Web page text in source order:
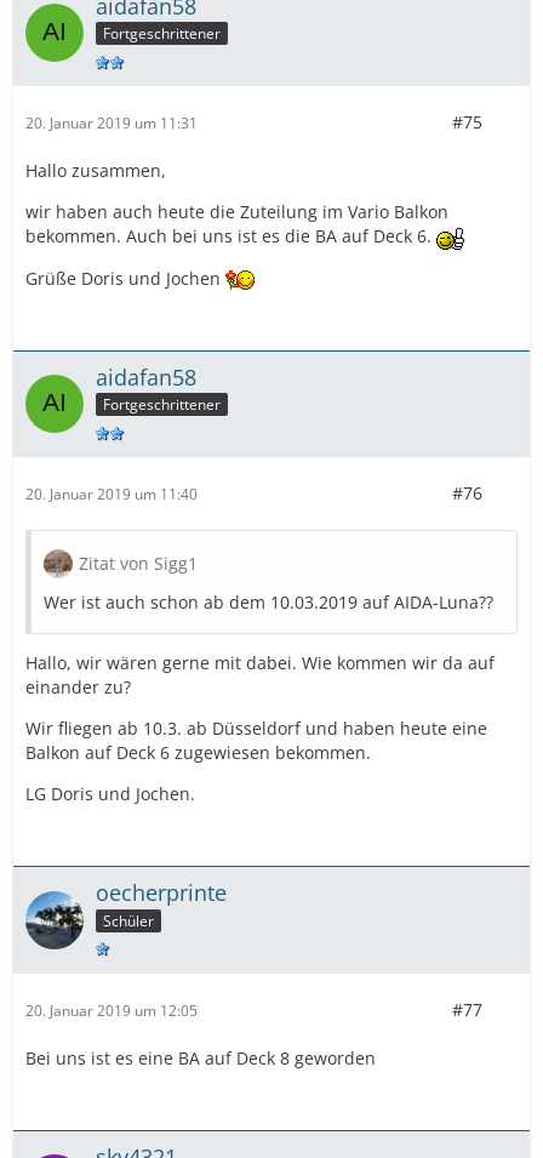
Fortgeschrittener
20. Januar 2019 um 11:31 #75
Hallo zusammen,
wir haben auch heute die Zuteilung im Vario Balkon
bekommen. Auch bei uns ist es die BA auf Deck 6.
Grüße Doris und Jochen
aidafan58
Fortgeschrittener
20. Januar 2019 um 11:40 #76
Zitat von Sigg1
Wer ist auch schon ab dem 10.03.2019 auf AIDA-Luna??
Hallo, wir wären gerne mit dabei. Wie kommen wir da auf
einander zu?
Wir fliegen ab 10.3. ab Düsseldorf und haben heute eine
Balkon auf Deck 6 zugewiesen bekommen.
LG Doris und Jochen.
oecherprinte
Schüler
20. Januar 2019 um 12:05 #77
Bei uns ist es eine BA auf Deck 8 geworden